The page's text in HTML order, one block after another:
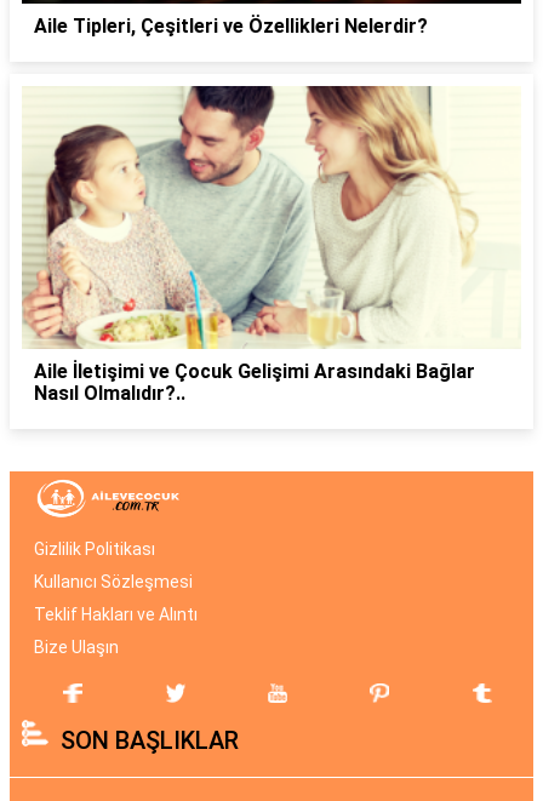
Aile Tipleri, Çeşitleri ve Özellikleri Nelerdir?
Aile İletişimi ve Çocuk Gelişimi Arasındaki Bağlar
Nasıl Olmalıdır?..
Gizlilik Politikası
Kullanıcı Sözleşmesi
Teklif Hakları ve Alıntı
Bize Ulaşın
SON BAŞLIKLAR